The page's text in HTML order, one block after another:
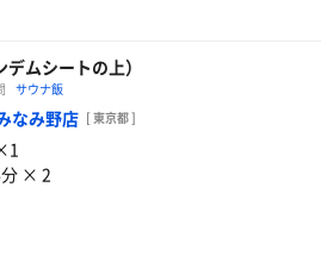
からか、きつく感じない程度に熱く
、サウナは温度が高いだけじゃない
半外気浴スペースに椅子3脚のみっ
間とか、室内の大黒湯と窓の間とか
ような場所あると最高なんだけどな
ディロンチェアが置いてあって、そ
した‥。
交代浴も良き。
ムシートの上）
サウナ飯
なみ野店 [ 東京都 ]
分 × 2